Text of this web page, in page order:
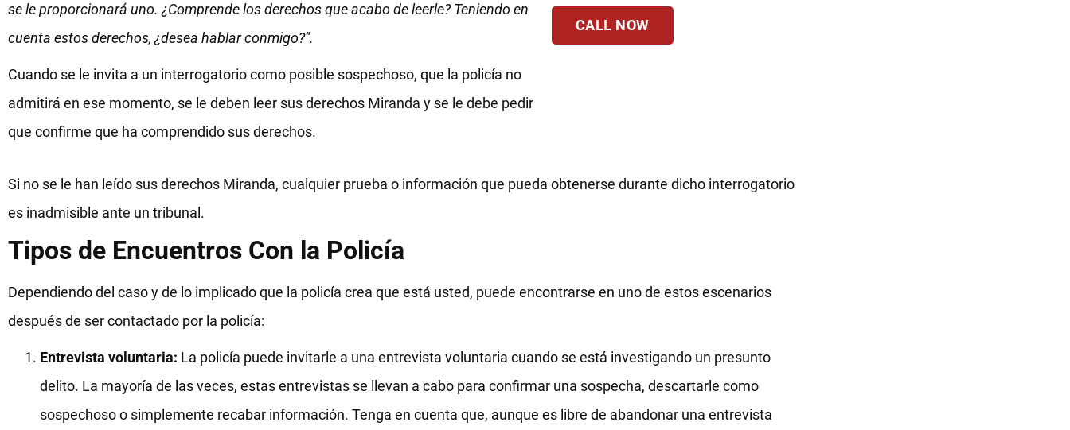
se le proporcionará uno. ¿Comprende los derechos que acabo de leerle? Teniendo en
cuenta estos derechos, ¿desea hablar conmigo?”.
Cuando se le invita a un interrogatorio como posible sospechoso, que la policía no
admitirá en ese momento, se le deben leer sus derechos Miranda y se le debe pedir
que confirme que ha comprendido sus derechos.
CALL NOW
Si no se le han leído sus derechos Miranda, cualquier prueba o información que pueda obtenerse durante dicho interrogatorio
es inadmisible ante un tribunal.
Tipos de Encuentros Con la Policía
Dependiendo del caso y de lo implicado que la policía crea que está usted, puede encontrarse en uno de estos escenarios
después de ser contactado por la policía:
Entrevista voluntaria: La policía puede invitarle a una entrevista voluntaria cuando se está investigando un presunto
delito. La mayoría de las veces, estas entrevistas se llevan a cabo para confirmar una sospecha, descartarle como
sospechoso o simplemente recabar información. Tenga en cuenta que, aunque es libre de abandonar una entrevista